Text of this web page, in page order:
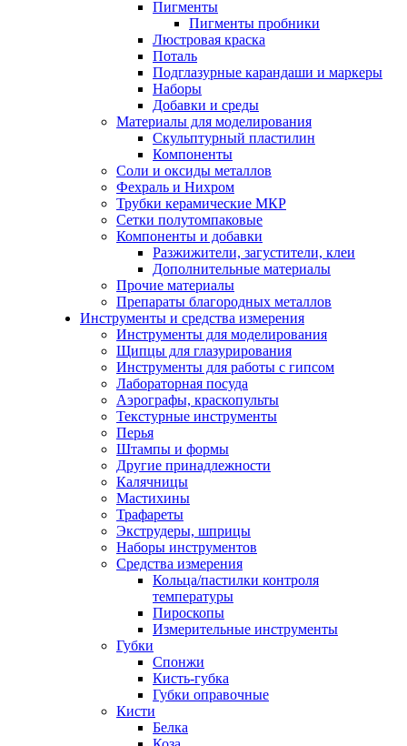
Пигменты
Пигменты пробники
Люстровая краска
Поталь
Подглазурные карандаши и маркеры
Наборы
Добавки и среды
Материалы для моделирования
Скульптурный пластилин
Компоненты
Соли и оксиды металлов
Фехраль и Нихром
Трубки керамические МКР
Сетки полутомпаковые
Компоненты и добавки
Разжижители, загустители, клеи
Дополнительные материалы
Прочие материалы
Препараты благородных металлов
Инструменты и средства измерения
Инструменты для моделирования
Щипцы для глазурирования
Инструменты для работы с гипсом
Лабораторная посуда
Аэрографы, краскопульты
Текстурные инструменты
Перья
Штампы и формы
Другие принадлежности
Калячницы
Мастихины
Трафареты
Экструдеры, шприцы
Наборы инструментов
Средства измерения
Кольца/пастилки контроля
температуры
Пироскопы
Измерительные инструменты
Губки
Спонжи
Кисть-губка
Губки оправочные
Кисти
Белка